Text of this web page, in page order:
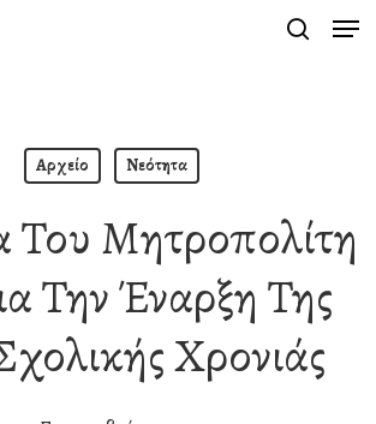
Αρχείο Νεότητα
Μητροπολίτη
Την Έναρξη Της
Χρονιάς